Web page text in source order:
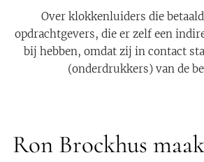
Over klokkenluiders die
opdrachtgevers, die er zelf een
bij hebben, omdat zij in contact
(onderdrukkers) van de
Ron Brockhus